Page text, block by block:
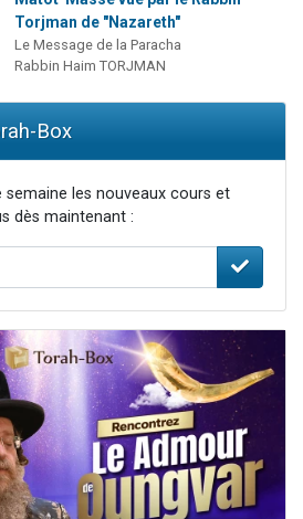
Torjman de "Nazareth"
Le Message de la Paracha
Rabbin Haim TORJMAN
Box
semaine les nouveaux cours et
dès maintenant :